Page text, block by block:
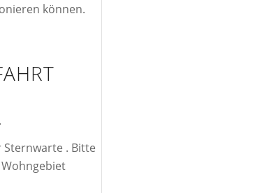
können.
.
. Bitte